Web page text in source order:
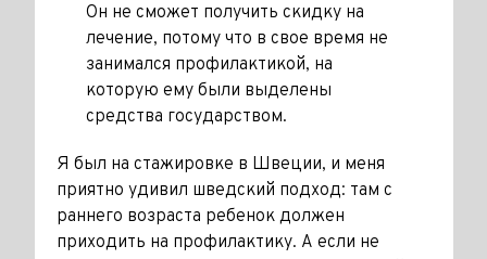
Он не сможет по­лучить скидку на
лечение, потому что в свое время не
занимался профилактикой, на
которую ему были выделены
средства государ­ством.
Я был на стажировке в Швеции, и меня
приятно удивил шведский подход: там с
раннего возраста ребенок должен
приходить на про­филактику. А если не